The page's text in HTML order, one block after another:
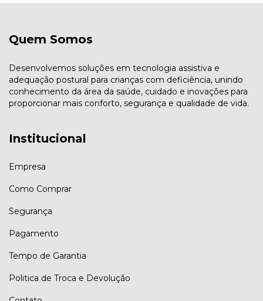
Quem Somos
Desenvolvemos soluções em tecnologia assistiva e
adequação postural para crianças com deficiência, unindo
conhecimento da área da saúde, cuidado e inovações para
proporcionar mais conforto, segurança e qualidade de vida.
Institucional
Empresa
Como Comprar
Segurança
Pagamento
Tempo de Garantia
Politica de Troca e Devolução